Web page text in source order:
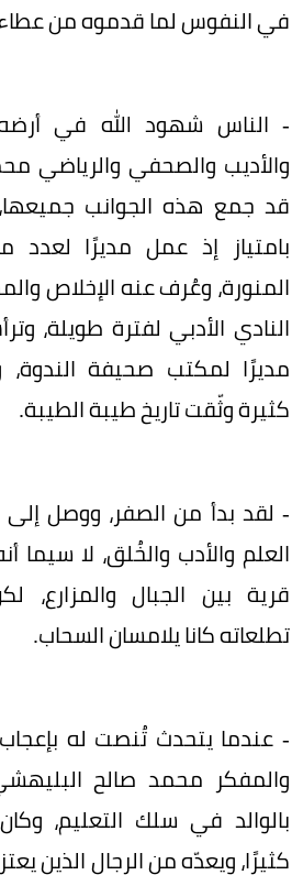
في النفوس لما قدموه من
- الناس شهود الله في أرضه
والأديب والصحفي والرياضي
قد جمع هذه الجوانب جميعها،
بامتياز إذ عمل مديرًا
المنورة، وعُرف عنه الإخلاص
النادي الأدبي لفترة طويلة،
مديرًا لمكتب صحيفة
كثيرة وثّقت تاريخ طيبة الطيبة.
- لقد بدأ من الصفر، ووصل
العلم والأدب والخُلق، لا
قرية بين الجبال
تطلعاته كانا يلامسان السحاب.
- عندما يتحدث تُنصت له
والمفكر محمد صالح
بالوالد في سلك التعليم،
كثيرًا، ويعدّه من الرجال الذين